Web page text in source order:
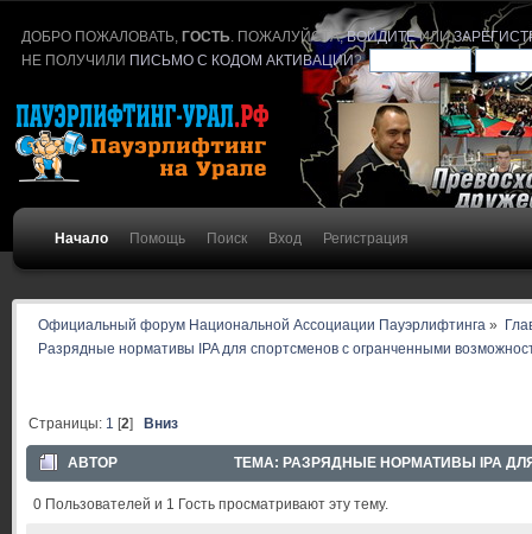
ДОБРО ПОЖАЛОВАТЬ,ГОСТЬ . ПОЖАЛУЙСТА,ВОЙДИТЕИЛИ
НЕ ПОЛУЧИЛИ ПИСЬМО С КОДОМ АКТИВАЦИИ?
Начало Помощь Поиск Вход Регистрация
Официальный форум Национальной Ассоциации Пауэрлифтинга »
Разрядные нормативы IPA для спортсменов с огранченными
Страницы: 1 [2]Вниз
АВТОР ТЕМА: РАЗРЯДНЫЕ НОРМАТИВЫ IPA
0 Пользователей и 1 Гость просматривают эту тему.